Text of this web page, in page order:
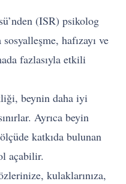
(ISR) psikolog
hafızayı ve
fazlasıyla etkili
beynin daha iyi
Ayrıca beyin
katkıda bulunan
açabilir.
kulaklarınıza,